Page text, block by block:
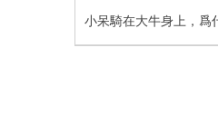
小呆騎在大牛身上，爲